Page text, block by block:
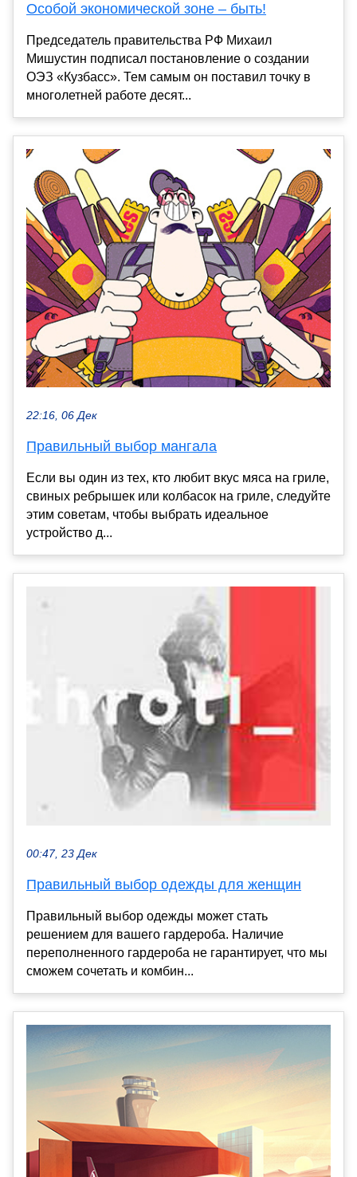
Особой экономической зоне – быть!
Председатель правительства РФ Михаил
Мишустин подписал постановление о создании
ОЭЗ «Кузбасс». Тем самым он поставил точку в
многолетней работе десят...
22:16, 06 Дек
Правильный выбор мангала
Если вы один из тех, кто любит вкус мяса на гриле,
свиных ребрышек или колбасок на гриле, следуйте
этим советам, чтобы выбрать идеальное
устройство д...
00:47, 23 Дек
Правильный выбор одежды для женщин
Правильный выбор одежды может стать
решением для вашего гардероба. Наличие
переполненного гардероба не гарантирует, что мы
сможем сочетать и комбин...